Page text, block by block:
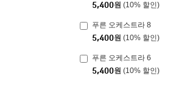
5,400원 (10% 할인)
푸른 오케스트라 8
5,400원 (10% 할인)
푸른 오케스트라 6
5,400원 (10% 할인)